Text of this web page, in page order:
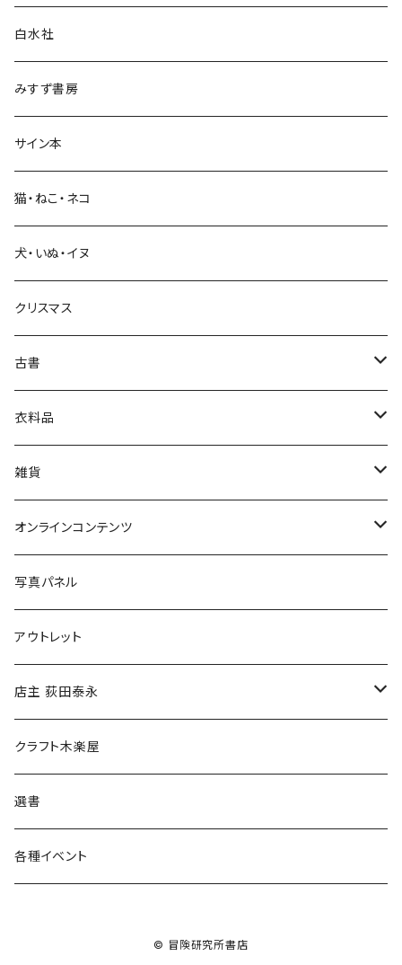
言語・ことば
生活・暮らし
芸術・絵画・写真
絵本・児童書
娯楽・エンターテインメント
白水社
みすず書房
サイン本
猫・ねこ・ネコ
犬・いぬ・イヌ
クリスマス
古書
古書セット
美術
衣料品
POLEWARDS
Tシャツ
雑貨
バッグ
ブックカバー
マグカップ
傘
食料品
その他
オンラインコンテンツ
冒険クロストーク
写真パネル
アウトレット
店主 荻田泰永
書籍
ウェア
クラフト木楽屋
選書
各種イベント
© 冒険研究所書店